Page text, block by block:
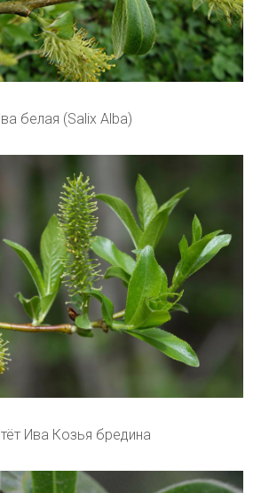
белая (Salix Alba)
Ива Козья бредина